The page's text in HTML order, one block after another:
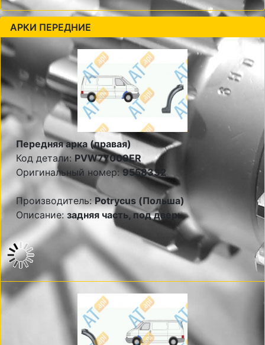
АРКИ ПЕРЕДНИЕ
Передняя арка (правая)
Код детали: PVW77009ER
Оригинальный номер:9558332
Производитель:Potrycus (Польша)
Описание:задняя часть, под дверь